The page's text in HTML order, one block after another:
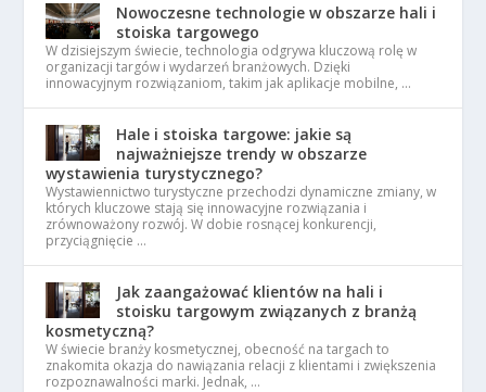
Nowoczesne technologie w obszarze hali i
stoiska targowego
W dzisiejszym świecie, technologia odgrywa kluczową rolę w
organizacji targów i wydarzeń branżowych. Dzięki
innowacyjnym rozwiązaniom, takim jak aplikacje mobilne, …
Hale i stoiska targowe: jakie są
najważniejsze trendy w obszarze
wystawienia turystycznego?
Wystawiennictwo turystyczne przechodzi dynamiczne zmiany, w
których kluczowe stają się innowacyjne rozwiązania i
zrównoważony rozwój. W dobie rosnącej konkurencji,
przyciągnięcie …
Jak zaangażować klientów na hali i
stoisku targowym związanych z branżą
kosmetyczną?
W świecie branży kosmetycznej, obecność na targach to
znakomita okazja do nawiązania relacji z klientami i zwiększenia
rozpoznawalności marki. Jednak, …